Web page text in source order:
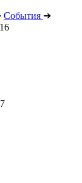
События ➔